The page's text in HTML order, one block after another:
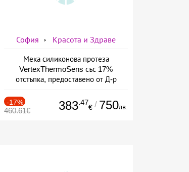
София Красота и Здраве
Мека силиконова протеза
VertexThermoSens със 17%
отстъпка, предоставено от Д-р
-17%
460.61€ 383.47
€ / 750лв.